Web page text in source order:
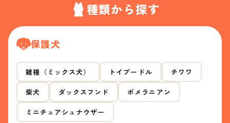
種類から探す
保護犬
雑種（ミックス犬） トイプードル チワワ
柴犬 ダックスフンド ポメラニアン
ミニチュアシュナウザー